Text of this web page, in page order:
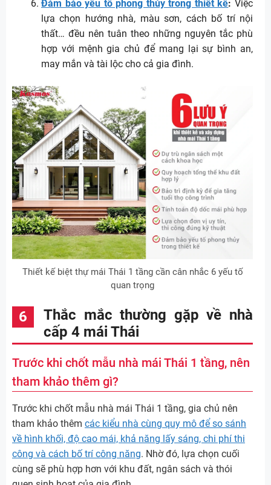
Đảm bảo yếu tố phong thủy trong thiết kế:Việc
lựa chọn hướng nhà, màu sơn, cách bố trí nội
thất… đều nên tuân theo những nguyên tắc phù
hợp với mệnh gia chủ để mang lại sự bình an,
may mắn và tài lộc cho cả gia đình.
Thiết kế biệt thự mái Thái 1 tầng cần cân nhắc 6 yếu tố
quan trọng
Thắc mắc thường gặp về nhà
cấp 4 mái Thái
Trước khi chốt mẫu nhà mái Thái 1 tầng, nên
tham khảo thêm gì?
Trước khi chốt mẫu nhà mái Thái 1 tầng, gia chủ nên
tham khảo thêm các kiểu nhà cùng quy mô để so sánh
về hình khối, độ cao mái, khả năng lấy sáng, chi phí thi
công và cách bố trí công năng. Nhờ đó, lựa chọn cuối
cùng sẽ phù hợp hơn với khu đất, ngân sách và thói